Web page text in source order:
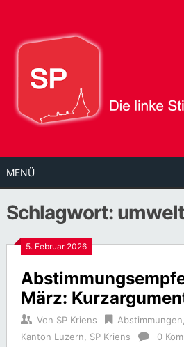
Inhalt
MENÜ
Schlagwort: umwelt
5. Februar 2026
März:
Von SP Kriens Abstimmungen
Kanton Luzern
SP Kriens 0